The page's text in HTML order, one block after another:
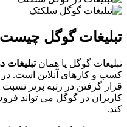
تبلیغات گوگل
تبلیغات گوگل یا همانتبلیغات
کسب و کارهای آنلاین است. در
قرار گرفتن در رتبه برتر
کاربران در گوگل می تواند
کند.